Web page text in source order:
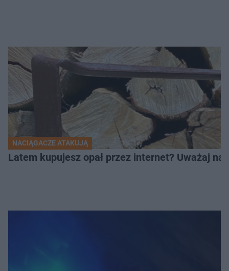
NACIĄGACZE ATAKUJĄ
Latem kupujesz opał przez internet? Uważaj na